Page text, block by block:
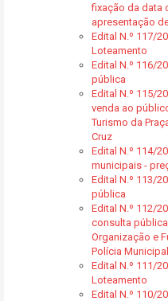
fixação da data
apresentação
Edital N.º 117/
Loteamento
Edital N.º 116/
pública
Edital N.º 115/
venda ao
Turismo da
Cruz
Edital N.º 114/
municipais -
Edital N.º 113/
pública
Edital N.º 112/
consulta
Organização e
Polícia
Edital N.º 111/
Loteamento
Edital N.º 110/